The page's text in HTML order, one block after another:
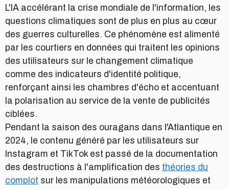
L'IA accélérant la crise mondiale de l'information, les
questions climatiques sont de plus en plus au cœur
des guerres culturelles. Ce phénomène est alimenté
par les courtiers en données qui traitent les opinions
des utilisateurs sur le changement climatique
comme des indicateurs d'identité politique,
renforçant ainsi les chambres d'écho et accentuant
la polarisation au service de la vente de publicités
ciblées.
Pendant la saison des ouragans dans l'Atlantique en
2024, le contenu généré par les utilisateurs sur
Instagram et TikTok est passé de la documentation
des destructions à l'amplification des théories du
complot sur les manipulations météorologiques et